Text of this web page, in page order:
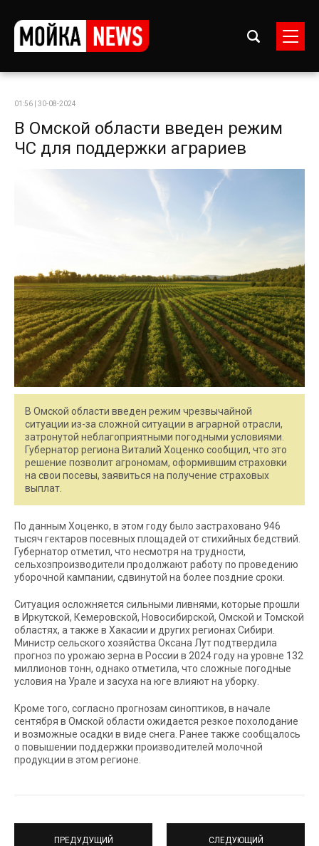
01:56 | 30-08-2024
В Омской области введен режим
ЧС для поддержки аграриев
В Омской области введен режим чрезвычайной
ситуации из-за сложной ситуации в аграрной отрасли,
затронутой неблагоприятными погодными условиями.
Губернатор региона Виталий Хоценко сообщил, что это
решение позволит агрономам, оформившим страховки
на свои посевы, заявиться на получение страховых
выплат.
По данным Хоценко, в этом году было застраховано 946
тысяч гектаров посевных площадей от стихийных бедствий.
Губернатор отметил, что несмотря на трудности,
сельхозпроизводители продолжают работу по проведению
уборочной кампании, сдвинутой на более поздние сроки.
Ситуация осложняется сильными ливнями, которые прошли
в Иркутской, Кемеровской, Новосибирской, Омской и Томской
областях, а также в Хакасии и других регионах Сибири.
Министр сельского хозяйства Оксана Лут подтвердила
прогноз по урожаю зерна в России в 2024 году на уровне 132
миллионов тонн, однако отметила, что сложные погодные
условия на Урале и засуха на юге влияют на уборку.
Кроме того, согласно прогнозам синоптиков, в начале
сентября в Омской области ожидается резкое похолодание
и возможные осадки в виде снега. Ранее также сообщалось
о повышении поддержки производителей молочной
продукции в этом регионе.
ПРЕДУДУЩИЙ СЛЕДУЮЩИЙ